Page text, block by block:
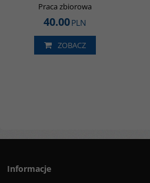
Praca zbiorowa
40.00PLN
ZOBACZ
Informacje